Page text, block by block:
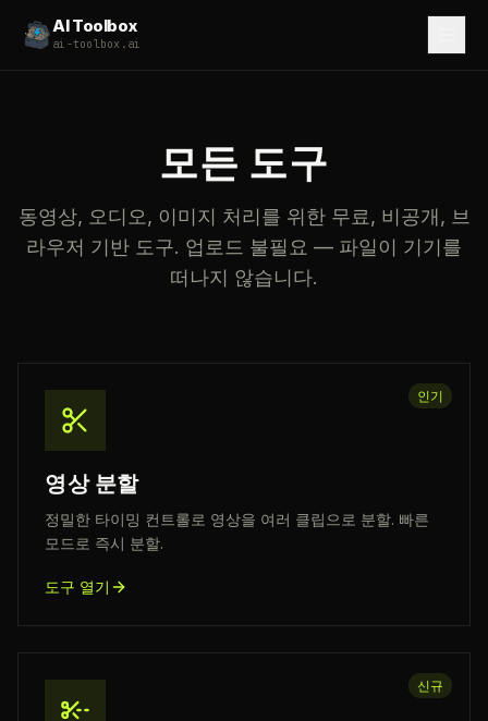
AI Toolbox
ai-toolbox.ai
모든 도구
동영상, 오디오, 이미지 처리를 위한 무료, 비공개, 브
라우저 기반 도구. 업로드 불필요 — 파일이 기기를
떠나지 않습니다.
인기
영상 분할
정밀한 타이밍 컨트롤로 영상을 여러 클립으로 분할. 빠른
모드로 즉시 분할.
도구 열기
신규